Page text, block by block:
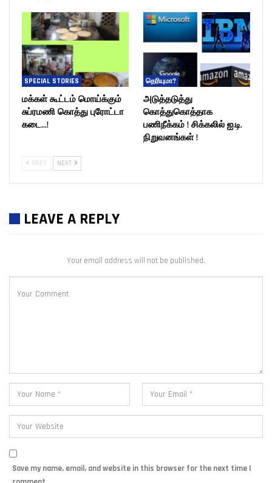
SPECIAL STORIES
மக்கள் கூட்டம் மொய்க்கும்
சுப்ரமணி கொத்து புரோட்டா
கடை…!
தெரியுமா?
அடுத்தடுத்து
கொத்துகொத்தாக
பணிநீக்கம் ! சிக்கலில் ஐ.டி.
நிறுவனங்கள் !
PREV NEXT
LEAVE A REPLY
Your email address will not be published.
Save my name, email, and website in this browser for the next time I